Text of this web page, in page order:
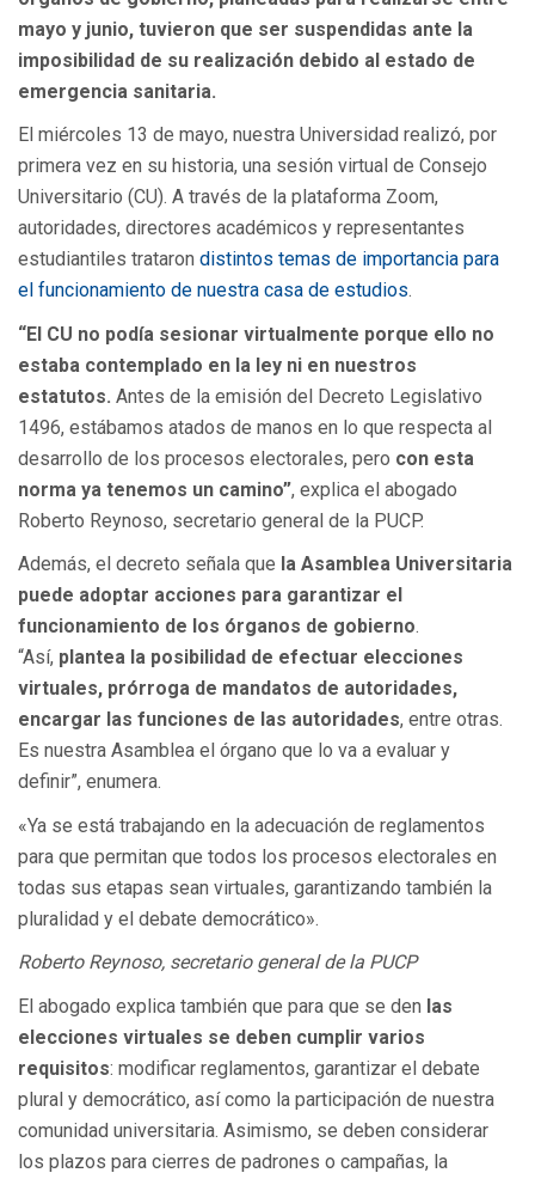
mayo y junio, tuvieron que ser suspendidas ante la
imposibilidad de su realización debido al estado de
emergencia sanitaria.
El miércoles 13 de mayo, nuestra Universidad realizó, por
primera vez en su historia, una sesión virtual de Consejo
Universitario (CU). A través de la plataforma Zoom,
autoridades, directores académicos y representantes
estudiantiles trataron distintos temas de importancia para
el funcionamiento de nuestra casa de estudios.
“El CU no podía sesionar virtualmente porque ello no
estaba contemplado en la ley ni en nuestros
estatutos. Antes de la emisión del Decreto Legislativo
1496, estábamos atados de manos en lo que respecta al
desarrollo de los procesos electorales, pero con esta
norma ya tenemos un camino”, explica el abogado
Roberto Reynoso, secretario general de la PUCP.
Además, el decreto señala que la Asamblea Universitaria
puede adoptar acciones para garantizar el
funcionamiento de los órganos de gobierno.
“Así, plantea la posibilidad de efectuar elecciones
virtuales, prórroga de mandatos de autoridades,
encargar las funciones de las autoridades, entre otras.
Es nuestra Asamblea el órgano que lo va a evaluar y
definir”, enumera.
«Ya se está trabajando en la adecuación de reglamentos
para que permitan que todos los procesos electorales en
todas sus etapas sean virtuales, garantizando también la
pluralidad y el debate democrático».
Roberto Reynoso, secretario general de la PUCP
El abogado explica también que para que se den las
elecciones virtuales se deben cumplir varios
requisitos: modificar reglamentos, garantizar el debate
plural y democrático, así como la participación de nuestra
comunidad universitaria. Asimismo, se deben considerar
los plazos para cierres de padrones o campañas, la